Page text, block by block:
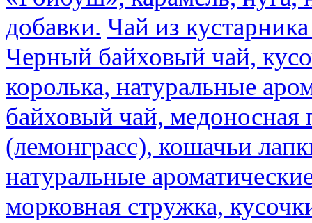
добавки. Чай из
Черный байховый чай,
королька, натуральные
байховый чай, медоносная
(лемонграсс), кошачьи
натуральные
морковная стружка,